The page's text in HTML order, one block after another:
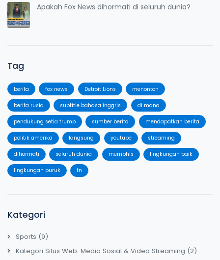
Apakah Fox News dihormati di seluruh dunia?
Tag
berita fox news Detroit Lions menonton
berita rusia subtitle bahasa inggris di mana
pendukung setia trump sumber berita mendapatkan berita
politik amerika langsung youtube streaming
dihormati seluruh dunia memphis lingkungan baik
lingkungan buruk tn
Kategori
Sports (9)
Kategori Situs Web: Media Sosial & Video Streaming (2)